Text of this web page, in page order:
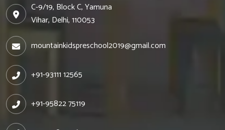
C-9/19, Block C, Yamuna
Vihar, Delhi, 110053
mountainkidspreschool2019@gmail.com
+91-93111 12565
+91-95822 75119